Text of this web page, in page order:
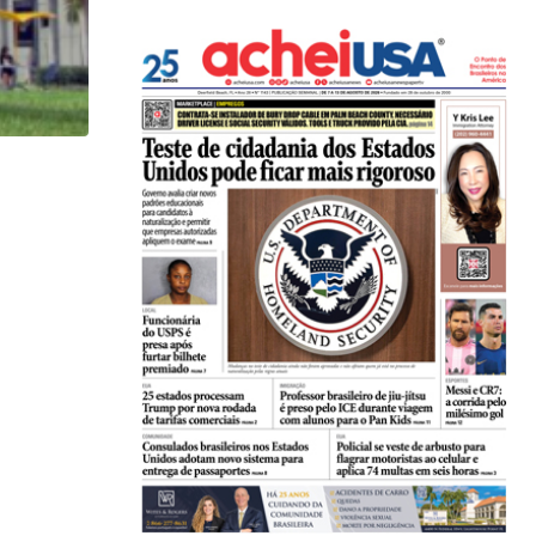
HISTÓRICO
Açaí é reconhecido oficialmente como fruto
21/01/2026